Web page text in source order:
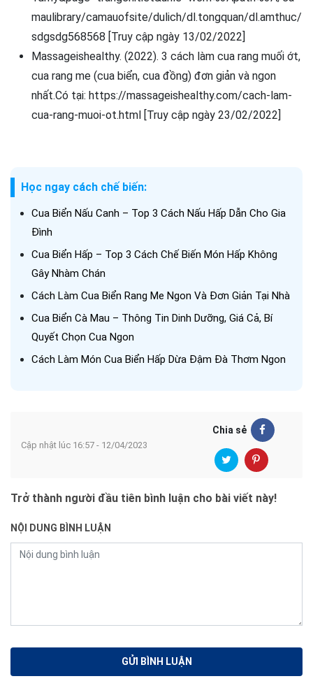
maulibrary/camauofsite/dulich/dl.tongquan/dl.amthuc/
sdgsdg568568 [Truy cập ngày 13/02/2022]
Massageishealthy. (2022). 3 cách làm cua rang muối ớt,
cua rang me (cua biển, cua đồng) đơn giản và ngon
nhất.Có tại: https://massageishealthy.com/cach-lam-
cua-rang-muoi-ot.html [Truy cập ngày 23/02/2022]
Học ngay cách chế biến:
Cua Biển Nấu Canh – Top 3 Cách Nấu Hấp Dẫn Cho Gia
Đình
Cua Biển Hấp – Top 3 Cách Chế Biến Món Hấp Không
Gây Nhàm Chán
Cách Làm Cua Biển Rang Me Ngon Và Đơn Giản Tại Nhà
Cua Biển Cà Mau – Thông Tin Dinh Dưỡng, Giá Cả, Bí
Quyết Chọn Cua Ngon
Cách Làm Món Cua Biển Hấp Dừa Đậm Đà Thơm Ngon
Cập nhật lúc 16:57 - 12/04/2023
Chia sẻ
Trở thành người đầu tiên bình luận cho bài viết này!
NỘI DUNG BÌNH LUẬN